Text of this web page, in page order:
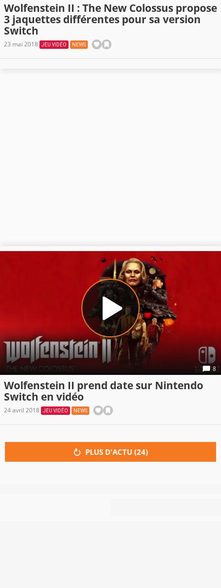
Wolfenstein II : The New Colossus propose
3 jaquettes différentes pour sa version
Switch
23 mai 2018 JEU VIDÉO NEWS
8
Wolfenstein II prend date sur Nintendo
Switch en vidéo
24 avril 2018 JEU VIDÉO NEWS
PLUS D'ACTU (24)